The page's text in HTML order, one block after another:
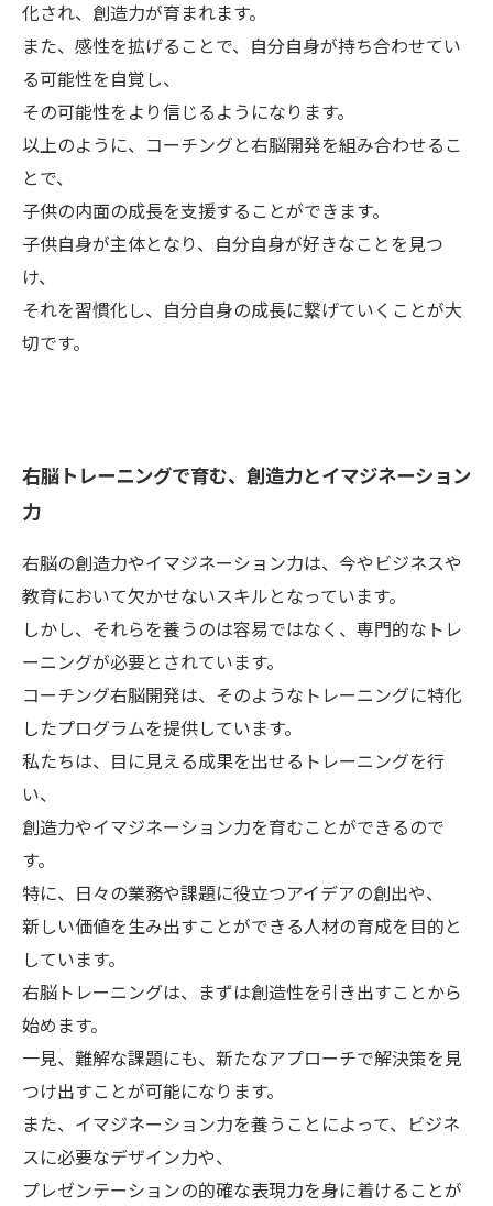
化され、創造力が育まれます。
また、感性を拡げることで、自分自身が持ち合わせてい
る可能性を自覚し、
その可能性をより信じるようになります。
以上のように、コーチングと右脳開発を組み合わせるこ
とで、
子供の内面の成長を支援することができます。
子供自身が主体となり、自分自身が好きなことを見つ
け、
それを習慣化し、自分自身の成長に繋げていくことが大
切です。
右脳トレーニングで育む、創造力とイマジネーション
力
右脳の創造力やイマジネーション力は、今やビジネスや
教育において欠かせないスキルとなっています。
しかし、それらを養うのは容易ではなく、専門的なトレ
ーニングが必要とされています。
コーチング右脳開発は、そのようなトレーニングに特化
したプログラムを提供しています。
私たちは、目に見える成果を出せるトレーニングを行
い、
創造力やイマジネーション力を育むことができるので
す。
特に、日々の業務や課題に役立つアイデアの創出や、
新しい価値を生み出すことができる人材の育成を目的と
しています。
右脳トレーニングは、まずは創造性を引き出すことから
始めます。
一見、難解な課題にも、新たなアプローチで解決策を見
つけ出すことが可能になります。
また、イマジネーション力を養うことによって、ビジネ
スに必要なデザイン力や、
プレゼンテーションの的確な表現力を身に着けることが